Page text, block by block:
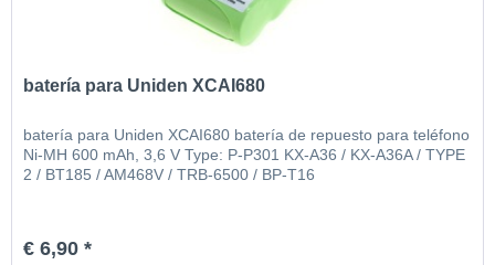
batería para Uniden XCAI680
batería para Uniden XCAI680 batería de repuesto para teléfono
Ni-MH 600 mAh, 3,6 V Type: P-P301 KX-A36 / KX-A36A / TYPE
2 / BT185 / AM468V / TRB-6500 / BP-T16
€ 6,90 *